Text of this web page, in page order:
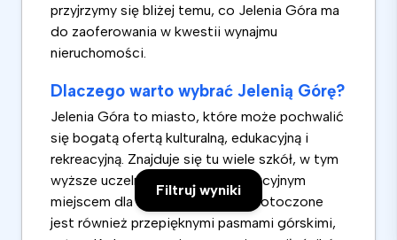
Filtruj wyniki
przyjrzymy się bliżej temu, co Jelenia Góra ma
do zaoferowania w kwestii wynajmu
nieruchomości.
Dlaczego warto wybrać Jelenią Górę?
Jelenia Góra to miasto, które może pochwalić
się bogatą ofertą kulturalną, edukacyjną i
rekreacyjną. Znajduje się tu wiele szkół, w tym
wyższe uczelnie, co czyni je atrakcyjnym
miejscem dla studentów. Miasto otoczone
jest również przepięknymi pasmami górskimi,